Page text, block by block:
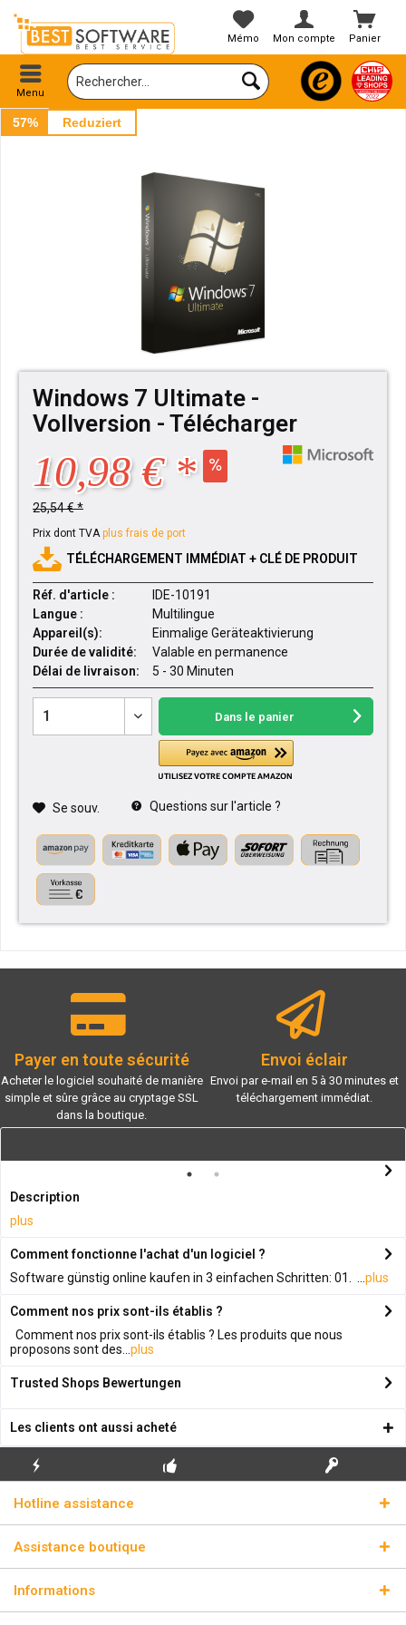
Panier
Mémo Mon compte
Menu
57% Reduziert
Windows 7 Ultimate -
Vollversion - Télécharger
10,98 € *
25,54 € *
Prix dont TVAplus frais de port
TÉLÉCHARGEMENT IMMÉDIAT + CLÉ DE PRODUIT
Réf. d'article :
IDE-10191
Langue :
Multilingue
Appareil(s):
Einmalige Geräteaktivierung
Durée de validité:
Valable en permanence
Délai de livraison:
5 - 30 Minuten
Dans le panier
Se souv. Questions sur l'article ?
Payer en toute sécurité
Acheter le logiciel souhaité de manière
simple et sûre grâce au cryptage SSL
dans la boutique.
Envoi éclair
Envoi par e-mail en 5 à 30 minutes et
téléchargement immédiat.
Description
plus
Comment fonctionne l'achat d'un logiciel ?
Software günstig online kaufen in 3 einfachen Schritten: 01. ... plus
Comment nos prix sont-ils établis ?
Comment nos prix sont-ils établis ? Les produits que nous
proposons sont des... plus
Trusted Shops Bewertungen
Les clients ont aussi acheté
ÉCLAIR
Hotline assistance
Assistance boutique
Informations